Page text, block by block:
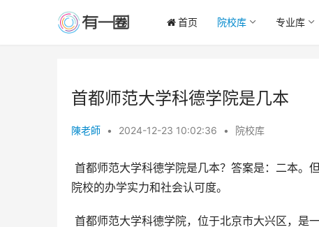
首页 院校库 专业库
首都师范大学科德学院是几本
陳老師 • 2024-12-23 10:02:36 • 院校库
院校的办学实力和社会认可度。